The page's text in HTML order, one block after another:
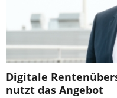
Digitale
nutzt das Angebot